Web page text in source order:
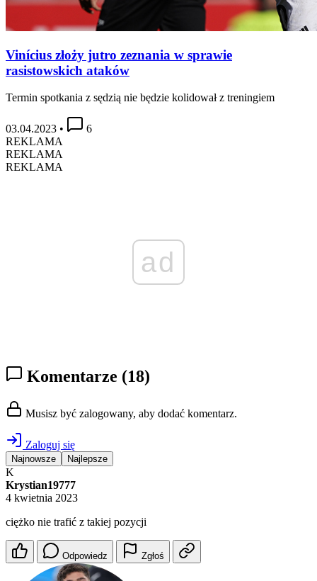
Vinícius złoży jutro zeznania w sprawie
rasistowskich ataków
Termin spotkania z sędzią nie będzie kolidował z treningiem
03.04.2023 •
6
REKLAMA
REKLAMA
REKLAMA
ad
Komentarze (18)
Musisz być zalogowany, aby dodać komentarz.
Zaloguj się
Najnowsze Najlepsze
K
Krystian19777
4 kwietnia 2023
ciężko nie trafić z takiej pozycji
Odpowiedz Zgłoś